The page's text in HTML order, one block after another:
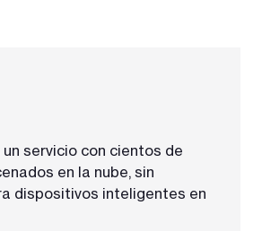
un servicio con cientos de
en la nube, sin
dispositivos inteligentes en